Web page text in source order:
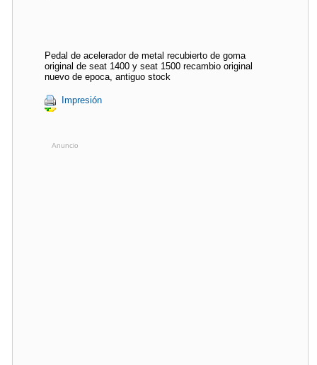
Pedal de acelerador de metal recubierto de goma
original de seat 1400 y seat 1500 recambio original
nuevo de epoca, antiguo stock
Impresión
Anuncio